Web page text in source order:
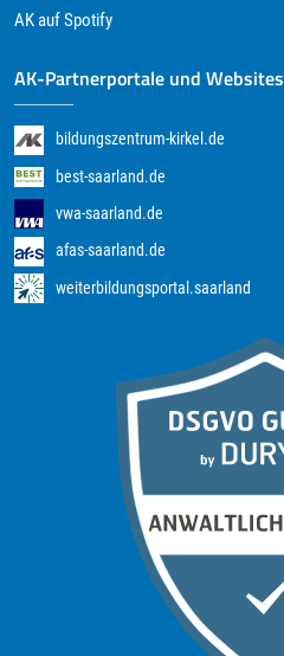
AK auf Spotify
AK-Partnerportale und Websites
bildungszentrum-kirkel.de
best-saarland.de
vwa-saarland.de
afas-saarland.de
weiterbildungsportal.saarland